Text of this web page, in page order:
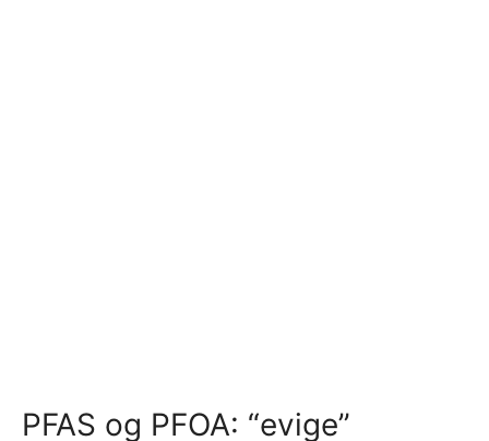
PFAS og PFOA: “evige”